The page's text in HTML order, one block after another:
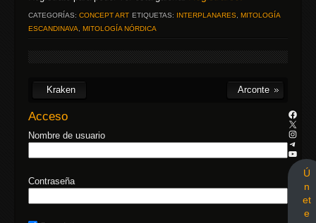
CATEGORÍAS: CONCEPT ART ETIQUETAS: INTERPLANARES MITOLOGÍA
ESCANDINAVA
MITOLOGÍA NÓRDICA
Kraken Arconte
Acceso
Nombre de usuario
Contraseña
Ú
n
et
e